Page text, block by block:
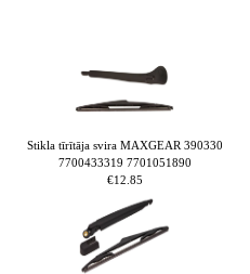
Stikla tīrītāja svira MAXGEAR 390330
7700433319 7701051890
€12.85